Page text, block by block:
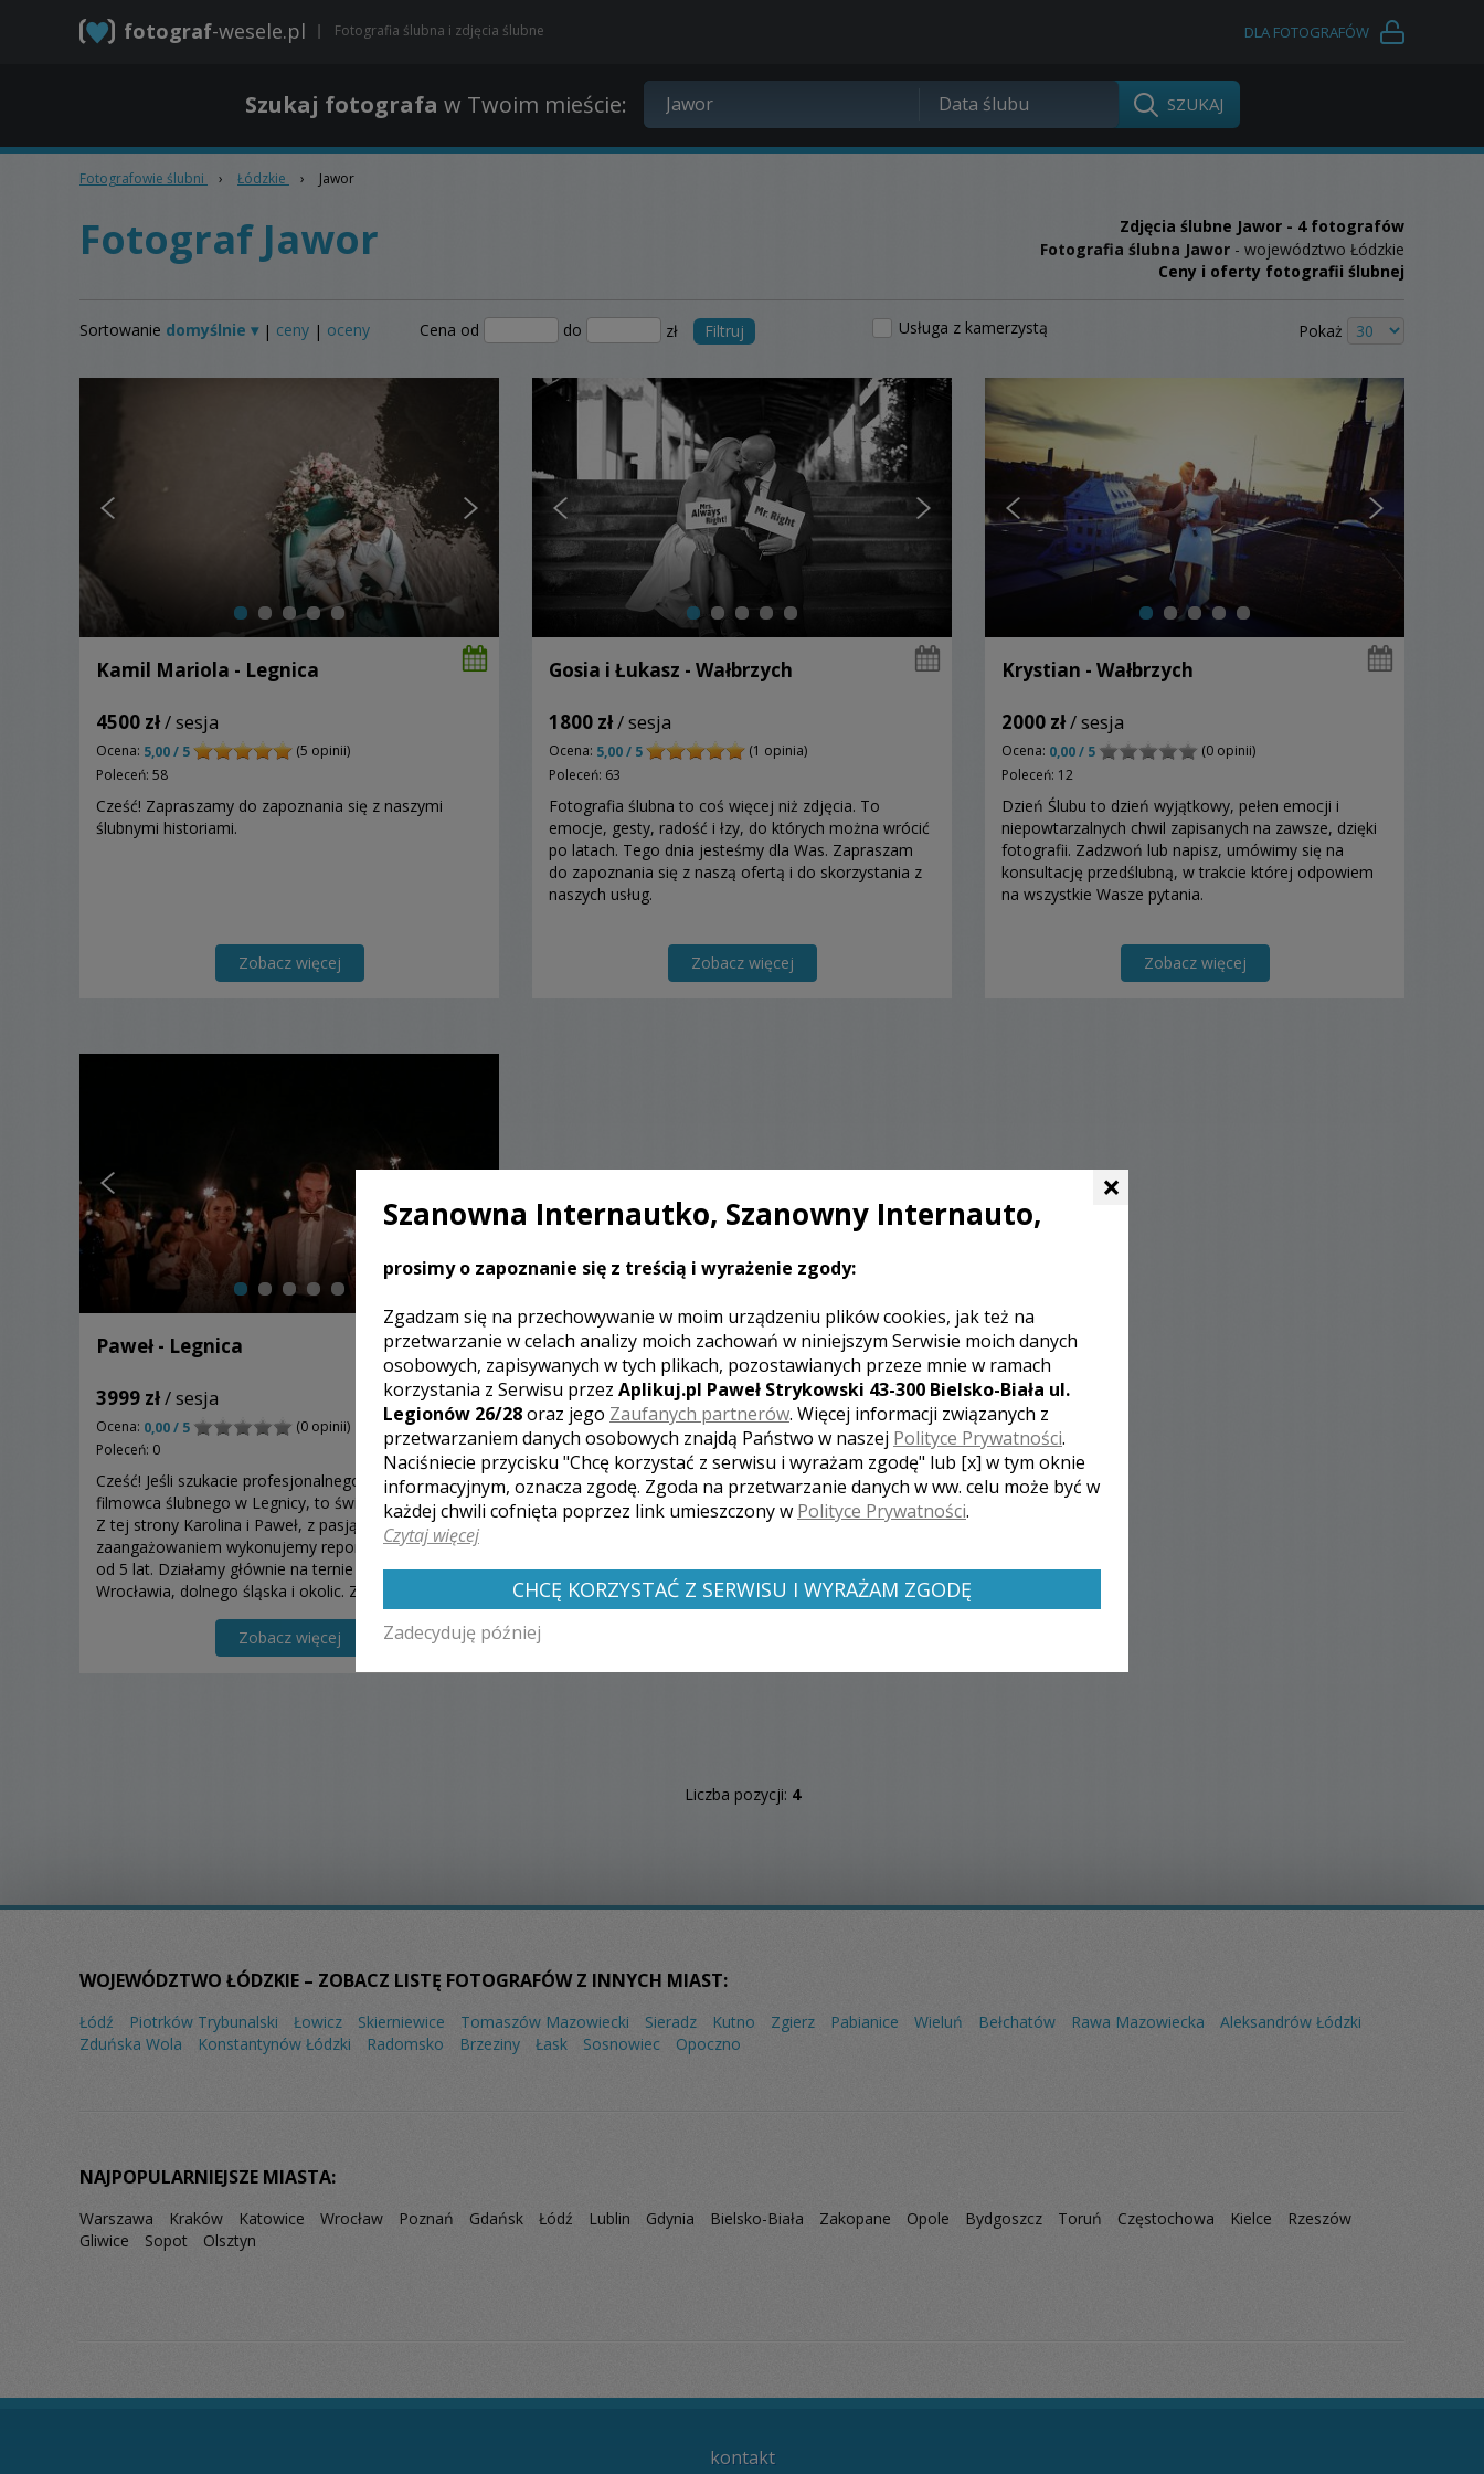
fotograf-wesele.pl Fotografia ślubna i zdjęcia ślubne DLA FOTOGRAFÓW
Szukaj fotografa w Twoim mieście:
Fotografowie ślubni › Łódzkie › Jawor
Fotograf Jawor Zdjęcia ślubne Jawor - 4 fotografów
Fotografia ślubna Jawor - województwo Łódzkie
Ceny i oferty fotografii ślubnej
Sortowanie domyślnie ▾ | ceny | oceny Cena od do zł Filtruj Usługa z kamerzystą Pokaż
Kamil Mariola - Legnica
4500 zł/ sesja
Ocena: 5,00 / 5
(5 opinii)
Poleceń: 58
Cześć! Zapraszamy do zapoznania się z naszymi
ślubnymi historiami.
Zobacz więcej
Gosia i Łukasz - Wałbrzych
1800 zł/ sesja
Ocena: 5,00 / 5
(1 opinia)
Poleceń: 63
Fotografia ślubna to coś więcej niż zdjęcia. To
emocje, gesty, radość i łzy, do których można wrócić
po latach. Tego dnia jesteśmy dla Was. Zapraszam
do zapoznania się z naszą ofertą i do skorzystania z
naszych usług.
Zobacz więcej
Krystian - Wałbrzych
2000 zł/ sesja
Ocena: 0,00 / 5
(0 opinii)
Poleceń: 12
Dzień Ślubu to dzień wyjątkowy, pełen emocji i
niepowtarzalnych chwil zapisanych na zawsze, dzięki
fotografii. Zadzwoń lub napisz, umówimy się na
konsultację przedślubną, w trakcie której odpowiem
na wszystkie Wasze pytania.
Zobacz więcej
Paweł - Legnica
3999 zł/ sesja
Ocena: 0,00 / 5
(0 opinii)
Poleceń: 0
Cześć! Jeśli szukacie profesjonalnego fotografa i
filmowca ślubnego w Legnicy, to świetnie trafiliście :)
Z tej strony Karolina i Paweł, z pasją i
zaangażowaniem wykonujemy reportaże ślubne już
od 5 lat. Działamy głównie na ternie Legnicy,
Wrocławia, dolnego śląska i okolic. Zdjęcia i filmy,
Zobacz więcej
Liczba pozycji: 4
WOJEWÓDZTWO ŁÓDZKIE – ZOBACZ LISTĘ FOTOGRAFÓW Z INNYCH MIAST:
Łódź Piotrków Trybunalski Łowicz Skierniewice Tomaszów Mazowiecki Sieradz Kutno Zgierz Pabianice Wieluń Bełchatów Rawa Mazowiecka
Aleksandrów Łódzki
Zduńska Wola
Konstantynów Łódzki Radomsko Brzeziny Łask Sosnowiec Opoczno
NAJPOPULARNIEJSZE MIASTA:
Warszawa Kraków Katowice Wrocław Poznań Gdańsk Łódź Lublin Gdynia Bielsko-Biała Zakopane Opole Bydgoszcz Toruń Częstochowa Kielce
Rzeszów
Gliwice
Sopot Olsztyn
kontakt
×
Szanowna Internautko, Szanowny Internauto,
prosimy o zapoznanie się z treścią i wyrażenie zgody:
Zgadzam się na przechowywanie w moim urządzeniu plików cookies, jak też na
przetwarzanie w celach analizy moich zachowań w niniejszym Serwisie moich danych
osobowych, zapisywanych w tych plikach, pozostawianych przeze mnie w ramach
korzystania z Serwisu przez Aplikuj.pl Paweł Strykowski 43-300 Bielsko-Biała ul.
Legionów 26/28oraz jego Zaufanych partnerów. Więcej informacji związanych z
przetwarzaniem danych osobowych znajdą Państwo w naszej Polityce Prywatności.
Naciśniecie przycisku "Chcę korzystać z serwisu i wyrażam zgodę" lub [x] w tym oknie
informacyjnym, oznacza zgodę. Zgoda na przetwarzanie danych w ww. celu może być w
każdej chwili cofnięta poprzez link umieszczony w Polityce Prywatności.
Czytaj więcej
CHCĘ KORZYSTAĆ Z SERWISU I WYRAŻAM ZGODĘ
Zadecyduję później